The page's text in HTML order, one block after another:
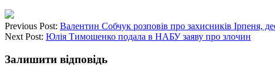
Previous Post: Валентин Собчук розповів про захисників Ірпеня,
Next Post: Юлія Тимошенко подала в НАБУ заяву про злочин
Залишити відповідь